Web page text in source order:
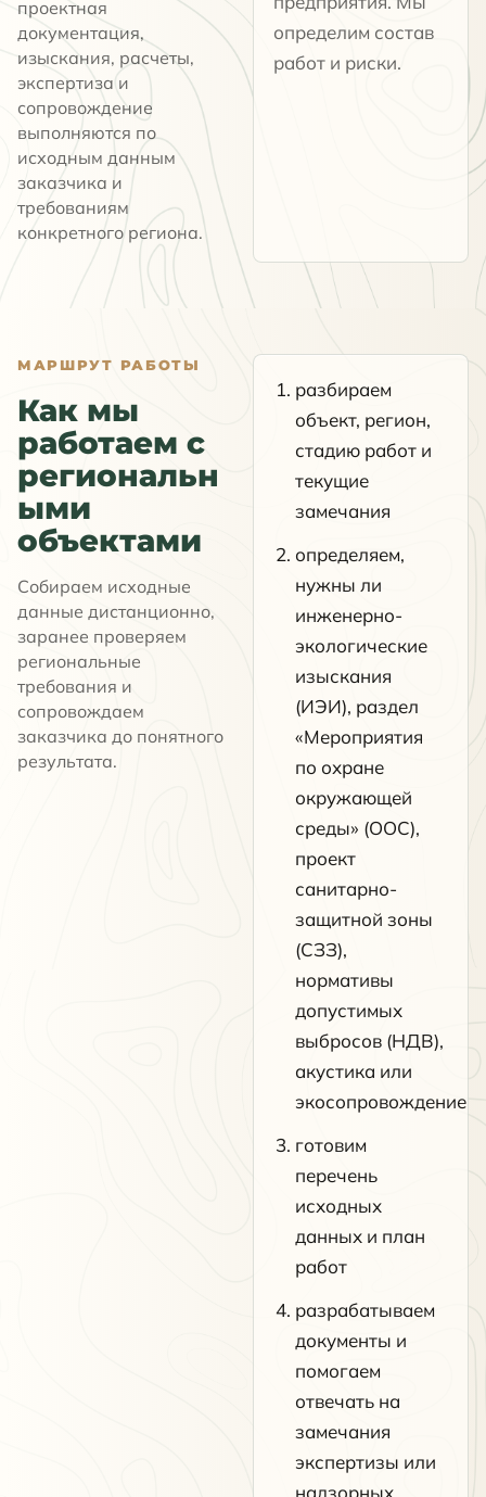
проектная
документация,
изыскания, расчеты,
экспертиза и
сопровождение
выполняются по
исходным данным
заказчика и
требованиям
конкретного региона.
определим состав
работ и риски.
МАРШРУТ РАБОТЫ
Как мы
работаем с
региональн
ыми
объектами
Собираем исходные
данные дистанционно,
заранее проверяем
региональные
требования и
сопровождаем
заказчика до понятного
результата.
разбираем
объект, регион,
стадию работ и
текущие
замечания
определяем,
нужны ли
инженерно-
экологические
изыскания
(ИЭИ), раздел
«Мероприятия
по охране
окружающей
среды» (ООС),
проект
санитарно-
защитной зоны
(СЗЗ),
нормативы
допустимых
выбросов (НДВ),
акустика или
экосопровождение
готовим
перечень
исходных
данных и план
работ
разрабатываем
документы и
помогаем
отвечать на
замечания
экспертизы или
надзорных